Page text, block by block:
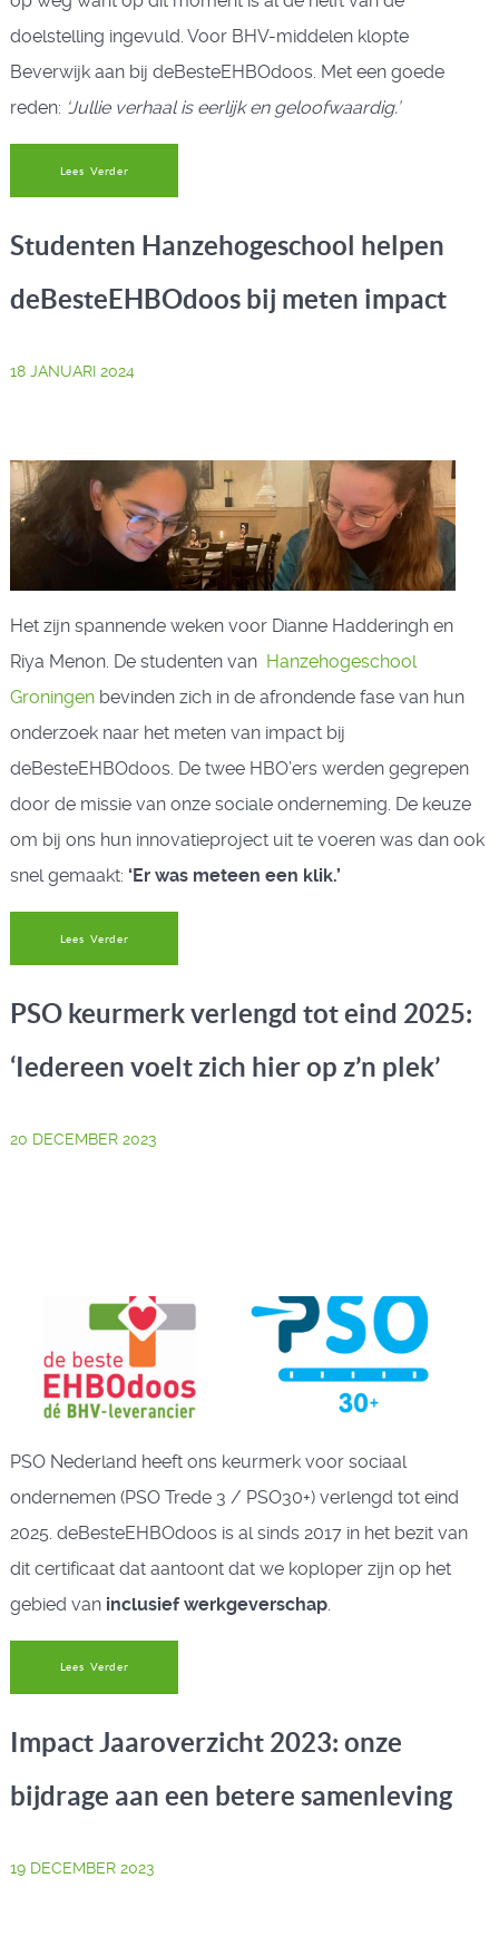
doelstelling ingevuld. Voor BHV-middelen klopte
Beverwijk aan bij deBesteEHBOdoos. Met een goede
reden: ‘Jullie verhaal is eerlijk en geloofwaardig.’
Lees Verder
Studenten Hanzehogeschool helpen
deBesteEHBOdoos bij meten impact
18 JANUARI 2024
Het zijn spannende weken voor Dianne Hadderingh en
Riya Menon. De studenten van Hanzehogeschool
Groningenbevinden zich in de afrondende fase van hun
onderzoek naar het meten van impact bij
deBesteEHBOdoos. De twee HBO’ers werden gegrepen
door de missie van onze sociale onderneming. De keuze
om bij ons hun innovatieproject uit te voeren was dan ook
snel gemaakt: ‘Er was meteen een klik.’
Lees Verder
PSO keurmerk verlengd tot eind 2025:
‘Iedereen voelt zich hier op z’n plek’
20 DECEMBER 2023
PSO Nederland heeft ons keurmerk voor sociaal
ondernemen (PSO Trede 3 / PSO30+) verlengd tot eind
2025. deBesteEHBOdoos is al sinds 2017 in het bezit van
dit certificaat dat aantoont dat we koploper zijn op het
gebied van inclusief werkgeverschap.
Lees Verder
Impact Jaaroverzicht 2023: onze
bijdrage aan een betere samenleving
19 DECEMBER 2023